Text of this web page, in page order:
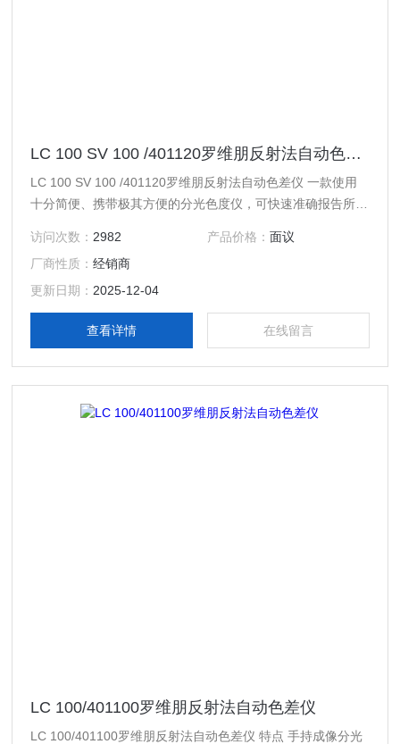
LC 100 SV 100 /401120罗维朋反射法自动色差仪
LC 100 SV 100 /401120罗维朋反射法自动色差仪 一款使用
十分简便、携带极其方便的分光色度仪，可快速准确报告所定
值，并与参考标准进行比较。 SV 100 支架还提供了更高的灵
活性，方便您测量食品样本、粉末、化妆品和糊剂。 应用 化
工产品 医药产品 塑料 日用品 涂料 糖溶液，糖浆和蜂蜜 纺织
品
访问次数： 2982 产品价格： 面议
厂商性质：经销商
更新日期： 2025-12-04
查看详情 在线留言
LC 100/401100罗维朋反射法自动色差仪
LC 100/401100罗维朋反射法自动色差仪 特点 手持成像分光